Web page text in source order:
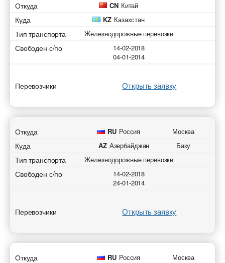
Откуда CN Китай
Куда KZ Казахстан
Тип транспорта Железнодорожные перевозки
Свободен с/по
14-02-2018
04-01-2014
Перевозчики Открыть заявку
Откуда RU Россия Москва
Куда AZ Азербайджан Баку
Тип транспорта Железнодорожные перевозки
Свободен с/по
14-02-2018
24-01-2014
Перевозчики Открыть заявку
Откуда RU Россия Москва